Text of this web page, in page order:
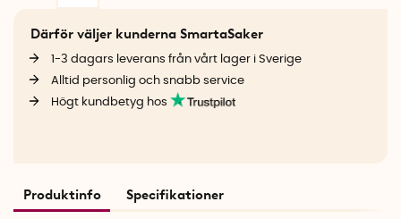
Därför väljer kunderna SmartaSaker
1-3 dagars leverans från vårt lager i Sverige
Alltid personlig och snabb service
Högt kundbetyg hos
Produktinfo Specifikationer